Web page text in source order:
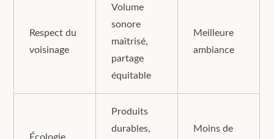
Respect du
voisinage
Volume
sonore
maîtrisé,
partage
équitable
Meilleure
ambiance
Écologie
Produits
durables,
Moins de